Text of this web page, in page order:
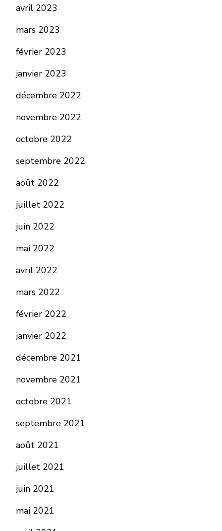
avril 2023
mars 2023
février 2023
janvier 2023
décembre 2022
novembre 2022
octobre 2022
septembre 2022
août 2022
juillet 2022
juin 2022
mai 2022
avril 2022
mars 2022
février 2022
janvier 2022
décembre 2021
novembre 2021
octobre 2021
septembre 2021
août 2021
juillet 2021
juin 2021
mai 2021